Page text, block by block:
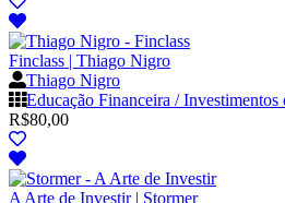
Finclass | Thiago Nigro
Thiago Nigro
Educação Financeira / Investimentos
R$80,00
A Arte de Investir | Stormer